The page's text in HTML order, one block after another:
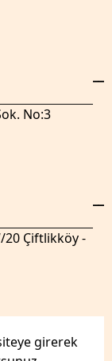
girerek
No:3
20 Çiftlikköy -